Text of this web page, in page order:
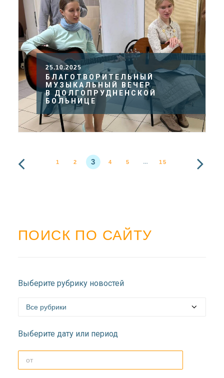
25.10.2025
БЛАГОТВОРИТЕЛЬНЫЙ
МУЗЫКАЛЬНЫЙ ВЕЧЕР
В ДОЛГОПРУДНЕНСКОЙ
БОЛЬНИЦЕ
1 2 3 4 5 … 15
ПОИСК ПО САЙТУ
Выберите рубрику новостей
Выберите дату или период